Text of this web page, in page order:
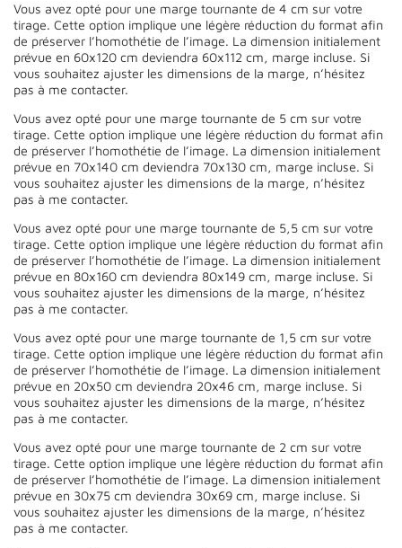
Vous avez opté pour une marge tournante de 4 cm sur votre
tirage. Cette option implique une légère réduction du format afin
de préserver l’homothétie de l’image. La dimension initialement
prévue en 60x120 cm deviendra 60x112 cm, marge incluse. Si
vous souhaitez ajuster les dimensions de la marge, n’hésitez
pas à me contacter.
Vous avez opté pour une marge tournante de 5 cm sur votre
tirage. Cette option implique une légère réduction du format afin
de préserver l’homothétie de l’image. La dimension initialement
prévue en 70x140 cm deviendra 70x130 cm, marge incluse. Si
vous souhaitez ajuster les dimensions de la marge, n’hésitez
pas à me contacter.
Vous avez opté pour une marge tournante de 5,5 cm sur votre
tirage. Cette option implique une légère réduction du format afin
de préserver l’homothétie de l’image. La dimension initialement
prévue en 80x160 cm deviendra 80x149 cm, marge incluse. Si
vous souhaitez ajuster les dimensions de la marge, n’hésitez
pas à me contacter.
Vous avez opté pour une marge tournante de 1,5 cm sur votre
tirage. Cette option implique une légère réduction du format afin
de préserver l’homothétie de l’image. La dimension initialement
prévue en 20x50 cm deviendra 20x46 cm, marge incluse. Si
vous souhaitez ajuster les dimensions de la marge, n’hésitez
pas à me contacter.
Vous avez opté pour une marge tournante de 2 cm sur votre
tirage. Cette option implique une légère réduction du format afin
de préserver l’homothétie de l’image. La dimension initialement
prévue en 30x75 cm deviendra 30x69 cm, marge incluse. Si
vous souhaitez ajuster les dimensions de la marge, n’hésitez
pas à me contacter.